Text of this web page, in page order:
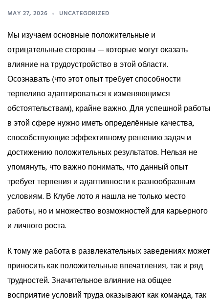
MAY 27, 2026 UNCATEGORIZED
Мы изучаем основные положительные и
отрицательные стороны — которые могут оказать
влияние на трудоустройство в этой области.
Осознавать (что этот опыт требует способности
терпеливо адаптироваться к изменяющимся
обстоятельствам), крайне важно. Для успешной работы
в этой сфере нужно иметь определённые качества,
способствующие эффективному решению задач и
достижению положительных результатов.Нельзя не
упомянуть, что важно понимать, что данный опыт
требует терпения и адаптивности к разнообразным
условиям. В Клубе лото я нашла не только место
работы, но и множество возможностей для карьерного
и личного роста.
К тому же работа в развлекательных заведениях может
приносить как положительные впечатления, так и ряд
трудностей. Значительное влияние на общее
восприятие условий труда оказывают как команда, так